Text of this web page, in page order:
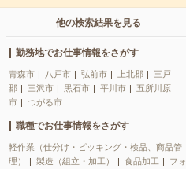
他の検索結果を見る
勤務地でお仕事情報をさがす
青森市 八戸市 弘前市 上北郡
三戸
郡
三沢市 黒石市 平川市
五所川原
市
つがる市
職種でお仕事情報をさがす
軽作業（仕分け・ピッキング・検品、商品管
理）
製造（組立・加工） 食品加工
フォ